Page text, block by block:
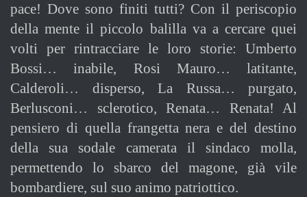
pace! Dove sono finiti tutti? Con il periscopio
della mente il piccolo balilla va a cercare quei
volti per rintracciare le loro storie: Umberto
Bossi… inabile, Rosi Mauro… latitante,
Calderoli… disperso, La Russa… purgato,
Berlusconi… sclerotico, Renata… Renata! Al
pensiero di quella frangetta nera e del destino
della sua sodale camerata il sindaco molla,
permettendo lo sbarco del magone, già vile
bombardiere, sul suo animo patriottico.